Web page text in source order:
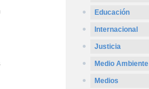
Educación
Internacional
Justicia
Medio Ambiente
Medios